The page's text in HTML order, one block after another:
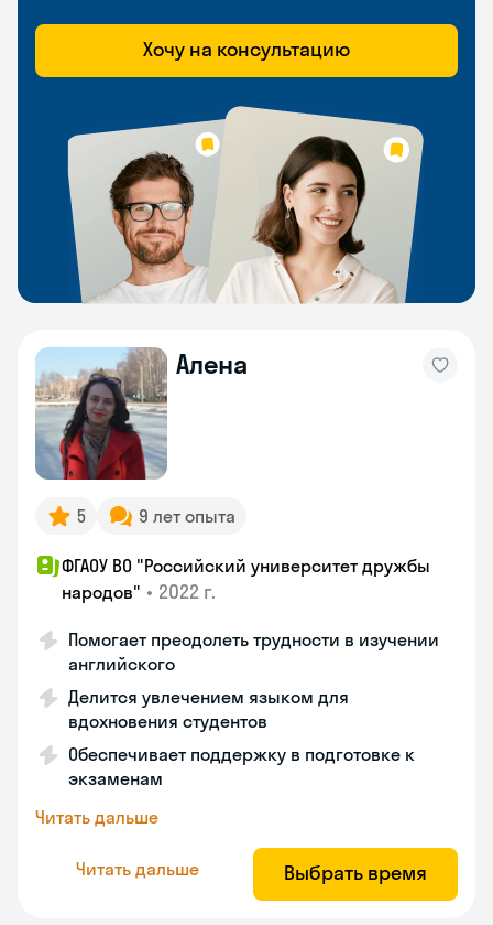
Хочу на консультацию
Алена
5 9 лет опыта
ФГАОУ ВО "Российский университет дружбы
народов" • 2022 г.
Помогает преодолеть трудности в изучении
английского
Делится увлечением языком для
вдохновения студентов
Обеспечивает поддержку в подготовке к
экзаменам
Читать дальше
Читать дальше Выбрать время